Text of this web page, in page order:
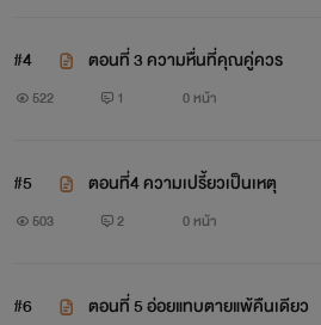
ทำบุญกันมาแค่นี้
สุดท้ายแล้วผมก็หวังให้เธอรัก
#4 ตอนที่ 3 ความหื่นที่คุณคู่ควร
522 1 0 หน้า
#5 ตอนที่4 ความเปรี้ยวเป็นเหตุ
503 2 0 หน้า
#6 ตอนที่ 5 อ่อยแทบตายแพ้คืนเดียว